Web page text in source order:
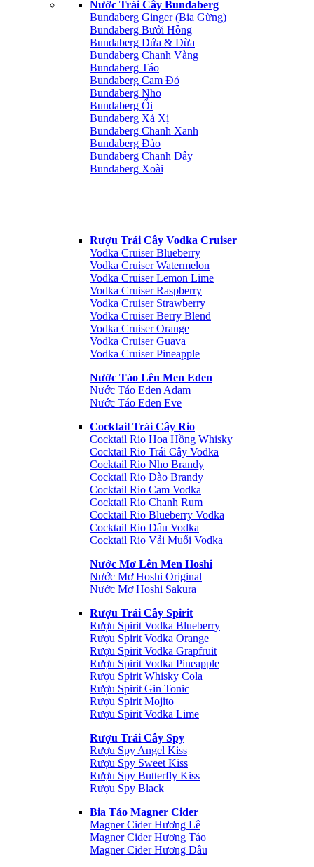
Nước Trái Cây Bundaberg
Bundaberg Ginger (Bia Gừng)
Bundaberg Bưởi Hồng
Bundaberg Dứa & Dừa
Bundaberg Chanh Vàng
Bundaberg Táo
Bundaberg Cam Đỏ
Bundaberg Nho
Bundaberg Ổi
Bundaberg Xá Xị
Bundaberg Chanh Xanh
Bundaberg Đào
Bundaberg Chanh Dây
Bundaberg Xoài
Rượu Trái Cây Vodka Cruiser
Vodka Cruiser Blueberry
Vodka Cruiser Watermelon
Vodka Cruiser Lemon Lime
Vodka Cruiser Raspberry
Vodka Cruiser Strawberry
Vodka Cruiser Berry Blend
Vodka Cruiser Orange
Vodka Cruiser Guava
Vodka Cruiser Pineapple
Nước Táo Lên Men Eden
Nước Táo Eden Adam
Nước Táo Eden Eve
Cocktail Trái Cây Rio
Cocktail Rio Hoa Hồng Whisky
Cocktail Rio Trái Cây Vodka
Cocktail Rio Nho Brandy
Cocktail Rio Đào Brandy
Cocktail Rio Cam Vodka
Cocktail Rio Chanh Rum
Cocktail Rio Blueberry Vodka
Cocktail Rio Dâu Vodka
Cocktail Rio Vải Muối Vodka
Nước Mơ Lên Men Hoshi
Nước Mơ Hoshi Original
Nước Mơ Hoshi Sakura
Rượu Trái Cây Spirit
Rượu Spirit Vodka Blueberry
Rượu Spirit Vodka Orange
Rượu Spirit Vodka Grapfruit
Rượu Spirit Vodka Pineapple
Rượu Spirit Whisky Cola
Rượu Spirit Gin Tonic
Rượu Spirit Mojito
Rượu Spirit Vodka Lime
Rượu Trái Cây Spy
Rượu Spy Angel Kiss
Rượu Spy Sweet Kiss
Rượu Spy Butterfly Kiss
Rượu Spy Black
Bia Táo Magner Cider
Magner Cider Hương Lê
Magner Cider Hương Táo
Magner Cider Hương Dâu